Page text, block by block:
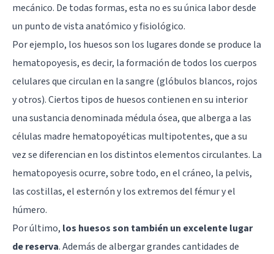
mecánico. De todas formas, esta no es su única labor desde
un punto de vista anatómico y fisiológico.
Por ejemplo, los huesos son los lugares donde se produce la
hematopoyesis, es decir, la formación de todos los cuerpos
celulares que circulan en la sangre (glóbulos blancos, rojos
y otros). Ciertos tipos de huesos contienen en su interior
una sustancia denominada médula ósea, que alberga a las
células madre hematopoyéticas multipotentes, que a su
vez se diferencian en los distintos elementos circulantes. La
hematopoyesis ocurre, sobre todo, en el cráneo, la pelvis,
las costillas, el esternón y los extremos del fémur y el
húmero.
Por último, los huesos son también un excelente lugar
de reserva. Además de albergar grandes cantidades de